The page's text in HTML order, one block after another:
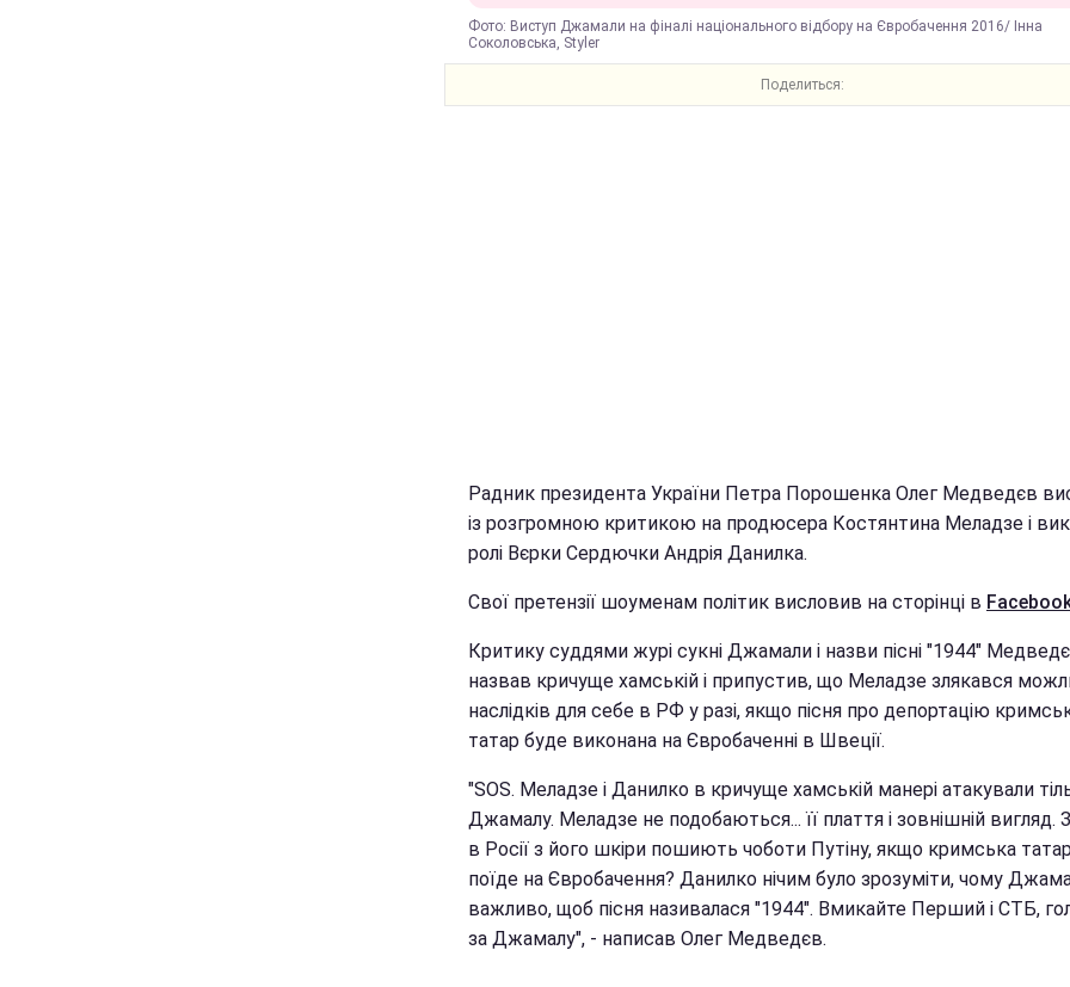
Фото: Виступ Джамали на фіналі національного відбору на Євробачення 2016/ Інна
Соколовська, Styler
Поделиться:
Радник президента України Петра Порошенка Олег Медведєв
із розгромною критикою на продюсера Костянтина Меладзе і
ролі Вєрки Сердючки Андрія Данилка.
Свої претензії шоуменам політик висловив на сторінці в
Критику суддями журі сукні Джамали і назви пісні "1944"
назвав кричуще хамській і припустив, що Меладзе злякався
наслідків для себе в РФ у разі, якщо пісня про депортацію
татар буде виконана на Євробаченні в Швеції.
"SOS. Меладзе і Данилко в кричуще хамській манері атакували
Джамалу. Меладзе не подобаються... її плаття і зовнішній вигляд.
в Росії з його шкіри пошиють чоботи Путіну, якщо кримська
поїде на Євробачення? Данилко нічим було зрозуміти, чому
важливо, щоб пісня називалася "1944". Вмикайте Перший і СТБ,
за Джамалу", - написав Олег Медведєв.